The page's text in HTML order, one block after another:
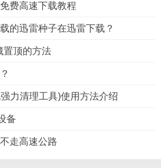
费高速下载教程
的迅雷种子在迅雷下载？
置顶的方法
力清理工具)使用方法介绍
备
走高速公路